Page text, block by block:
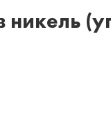
никель